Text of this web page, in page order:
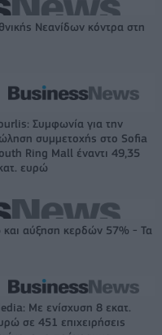
Νεανίδων κόντρα στη
Συμφωνία για την
συμμετοχής στο Sofia
Ring Mall έναντι 49,35
ευρώ
και αύξηση κερδών 57% - Τα
Με ενίσχυση 8 εκατ.
σε 451 επιχειρήσεις